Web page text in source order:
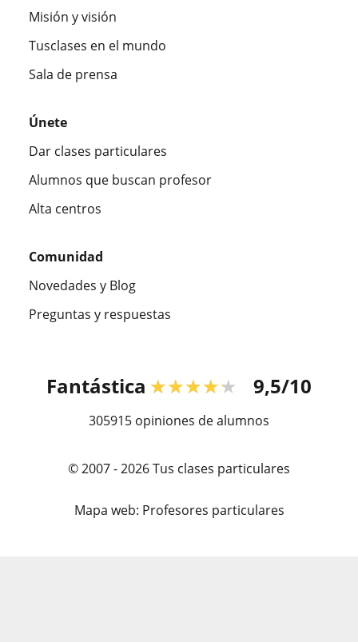
Misión y visión
Tusclases en el mundo
Sala de prensa
Únete
Dar clases particulares
Alumnos que buscan profesor
Alta centros
Comunidad
Novedades y Blog
Preguntas y respuestas
Fantástica ★★★★★ 9,5/10
305915 opiniones de alumnos
© 2007 - 2026 Tus clases particulares
Mapa web: Profesores particulares